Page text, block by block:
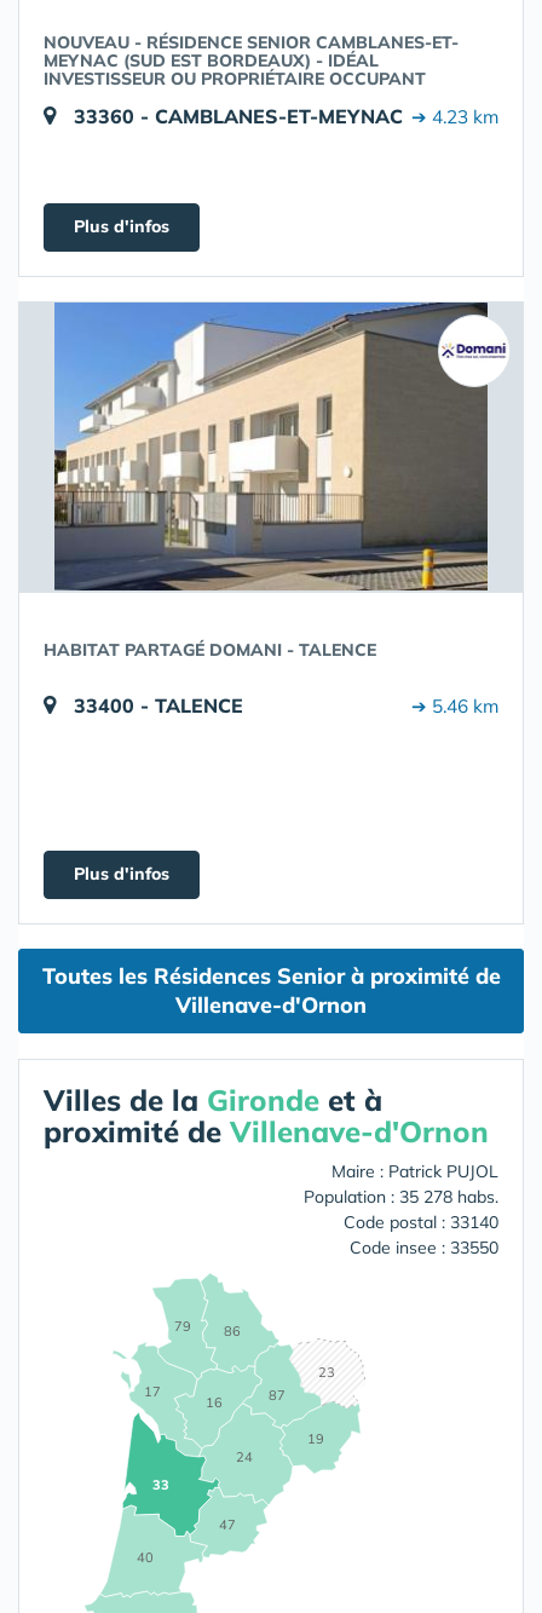
NOUVEAU - RÉSIDENCE SENIOR CAMBLANES-ET-
MEYNAC (SUD EST BORDEAUX) - IDÉAL
INVESTISSEUR OU PROPRIÉTAIRE OCCUPANT
33360 - CAMBLANES-ET-MEYNAC ➔ 4.23 km
Plus d'infos
HABITAT PARTAGÉ DOMANI - TALENCE
33400 - TALENCE ➔ 5.46 km
Plus d'infos
Toutes les Résidences Senior à proximité de
Villenave-d'Ornon
Villes de la Gironde et à
proximité deVillenave-d'Ornon
Maire : Patrick PUJOL
Population : 35 278 habs.
Code postal : 33140
Code insee : 33550
16
17
19
23
24
33
40
47
79 86
87